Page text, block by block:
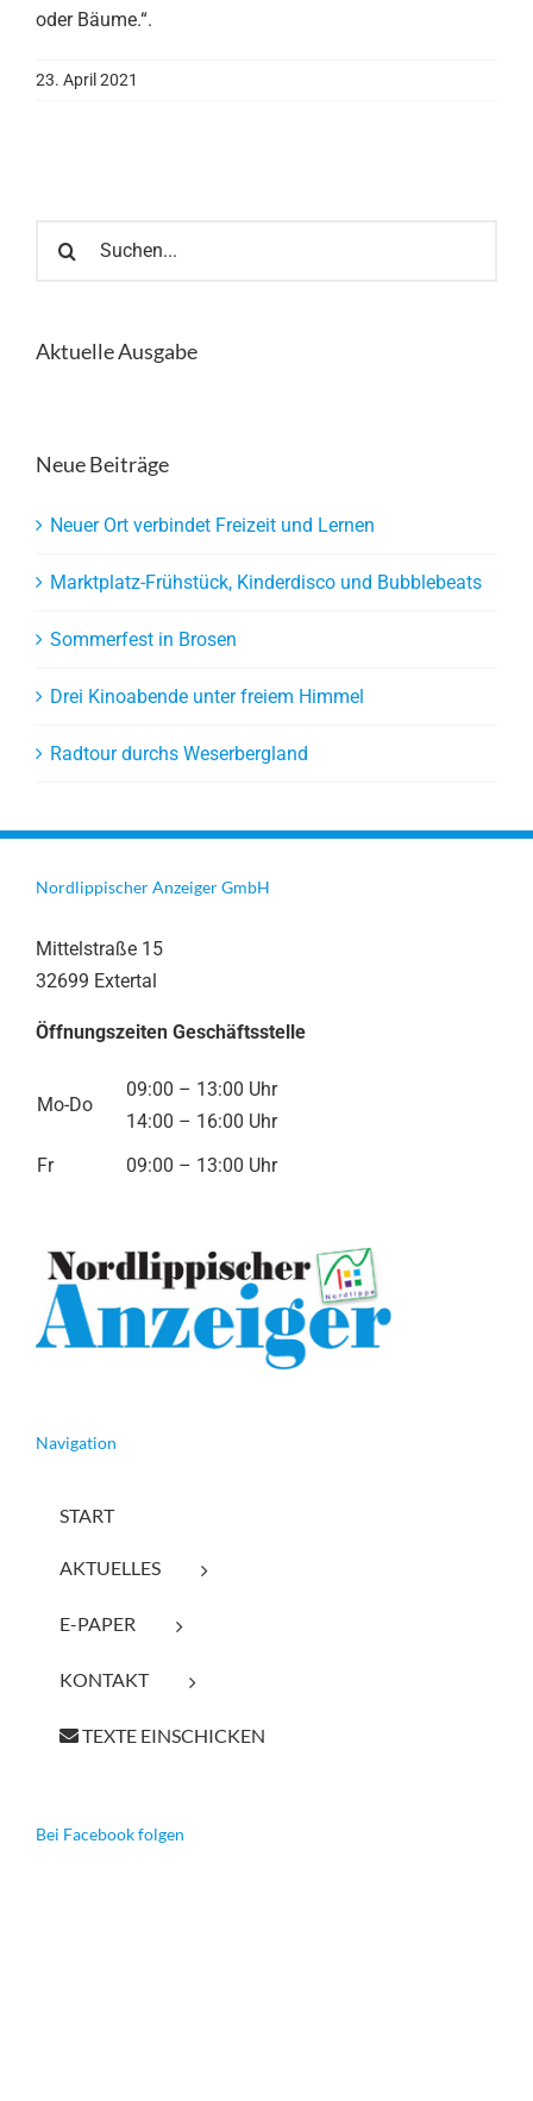
oder Bäume.“.
23. April 2021
nach:
Aktuelle Ausgabe
Neue Beiträge
Neuer Ort verbindet Freizeit und Lernen
Marktplatz-Frühstück, Kinderdisco und Bubblebeats
Sommerfest in Brosen
Drei Kinoabende unter freiem Himmel
Radtour durchs Weserbergland
Nordlippischer Anzeiger GmbH
Mittelstraße 15
32699 Extertal
Öffnungszeiten Geschäftsstelle
Mo-Do
09:00 – 13:00 Uhr
14:00 – 16:00 Uhr
Fr
09:00 – 13:00 Uhr
Navigation
START
AKTUELLES
E-PAPER
KONTAKT
TEXTE EINSCHICKEN
Bei Facebook folgen